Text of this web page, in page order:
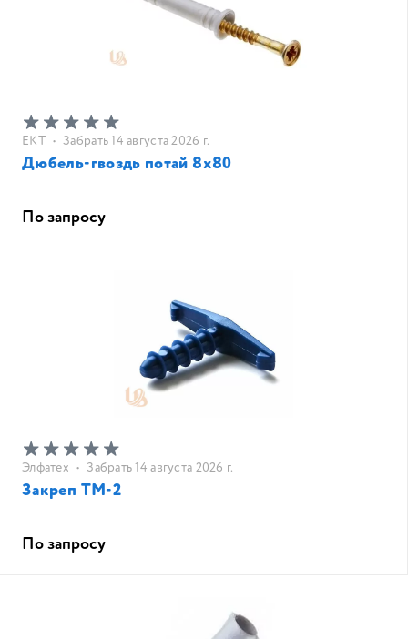
EKT • Забрать 14 августа 2026 г.
Дюбель-гвоздь потай 8х80
По запросу
Элфатех • Забрать 14 августа 2026 г.
Закреп ТМ-2
По запросу